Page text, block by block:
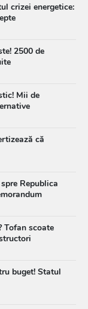
crizei energetice:
2500 de
Mii de
că
Republica
Tofan scoate
buget! Statul